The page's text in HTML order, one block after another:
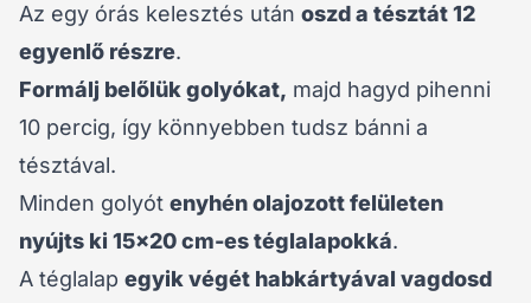
Az egy órás kelesztés után oszd a tésztát 12
egyenlő részre.
Formálj belőlük golyókat, majd hagyd pihenni
10 percig, így könnyebben tudsz bánni a
tésztával.
Minden golyót enyhén olajozott felületen
nyújts ki 15×20 cm-es téglalapokká.
A téglalap egyik végét habkártyával vagdosd